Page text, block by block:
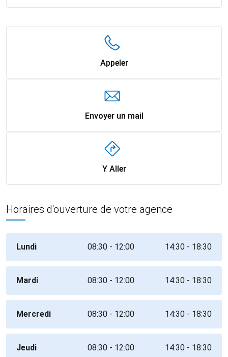
Appeler
Envoyer un mail
Y Aller
Horaires d'ouverture de votre agence
Lundi 08:30 - 12:00 14:30 - 18:30
Mardi 08:30 - 12:00 14:30 - 18:30
Mercredi 08:30 - 12:00 14:30 - 18:30
Jeudi 08:30 - 12:00 14:30 - 18:30